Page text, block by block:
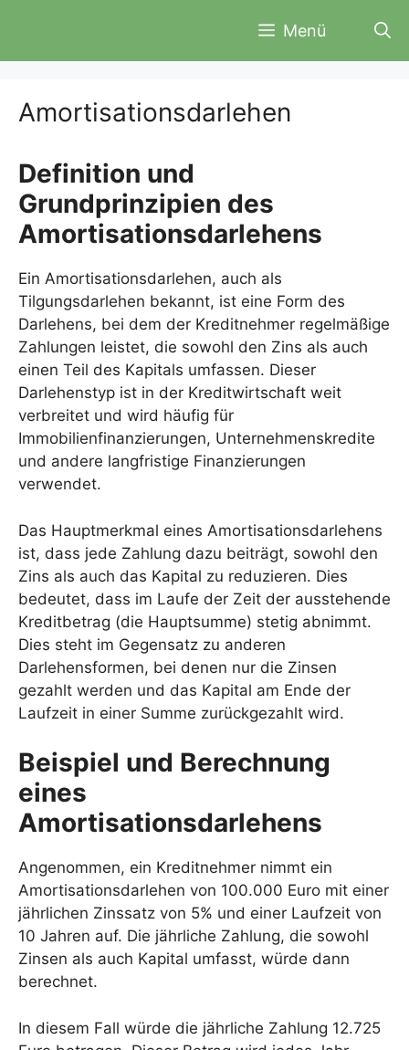
Menü
Amortisationsdarlehen
Definition und
Grundprinzipien des
Amortisationsdarlehens
Ein Amortisationsdarlehen, auch als
Tilgungsdarlehen bekannt, ist eine Form des
Darlehens, bei dem der Kreditnehmer regelmäßige
Zahlungen leistet, die sowohl den Zins als auch
einen Teil des Kapitals umfassen. Dieser
Darlehenstyp ist in der Kreditwirtschaft weit
verbreitet und wird häufig für
Immobilienfinanzierungen, Unternehmenskredite
und andere langfristige Finanzierungen
verwendet.
Das Hauptmerkmal eines Amortisationsdarlehens
ist, dass jede Zahlung dazu beiträgt, sowohl den
Zins als auch das Kapital zu reduzieren. Dies
bedeutet, dass im Laufe der Zeit der ausstehende
Kreditbetrag (die Hauptsumme) stetig abnimmt.
Dies steht im Gegensatz zu anderen
Darlehensformen, bei denen nur die Zinsen
gezahlt werden und das Kapital am Ende der
Laufzeit in einer Summe zurückgezahlt wird.
Beispiel und Berechnung
eines
Amortisationsdarlehens
Angenommen, ein Kreditnehmer nimmt ein
Amortisationsdarlehen von 100.000 Euro mit einer
jährlichen Zinssatz von 5% und einer Laufzeit von
10 Jahren auf. Die jährliche Zahlung, die sowohl
Zinsen als auch Kapital umfasst, würde dann
berechnet.
In diesem Fall würde die jährliche Zahlung 12.725